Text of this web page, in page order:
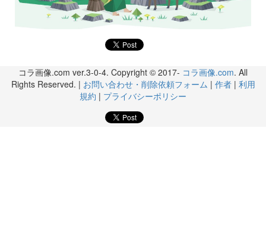
コラ画像.com ver.3-0-4. Copyright © 2017- コラ画像.com. All
Rights Reserved. | お問い合わせ・削除依頼フォーム | 作者| 利用
規約 | プライバシーポリシー